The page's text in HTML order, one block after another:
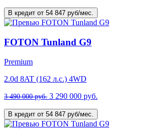
В кредит от 54 847 руб/мес.
FOTON Tunland G9
Premium
2.0d 8AT (162 л.с.) 4WD
3 490 000 руб. 3 290 000 руб.
В кредит от 54 847 руб/мес.